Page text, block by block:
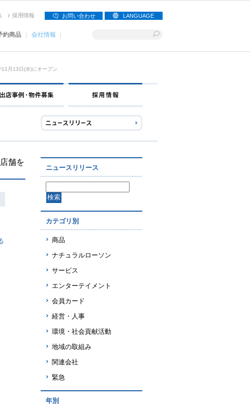
採用情報 お問い合わせ LANGUAGE
約商品 会社情報
月13日(水)にオープン
舗を
ニュースリリース
カテゴリ別
商品
ナチュラルローソン
サービス
エンターテイメント
会員カード
経営・人事
環境・社会貢献活動
地域の取組み
関連会社
緊急
年別